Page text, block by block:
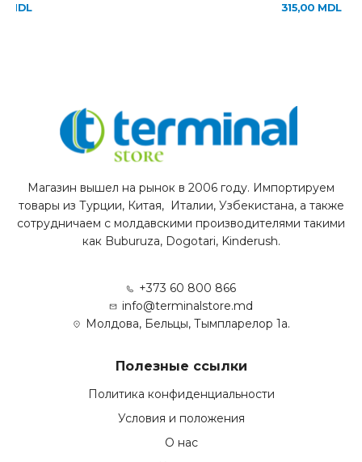
MDL 315,00 MDL
Магазин вышел на рынок в 2006 году. Импортируем
товары из Турции, Китая, Италии, Узбекистана, а также
сотрудничаем с молдавскими производителями такими
как Buburuza, Dogotari, Kinderush.
+373 60 800 866
info@terminalstore.md
Молдова, Бельцы, Тымпларелор 1а.
Полезные ссылки
Политика конфиденциальности
Условия и положения
О нас